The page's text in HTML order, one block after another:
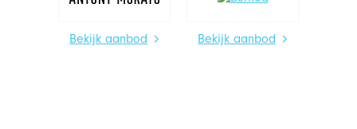
Bekijk aanbod Bekijk aanbod